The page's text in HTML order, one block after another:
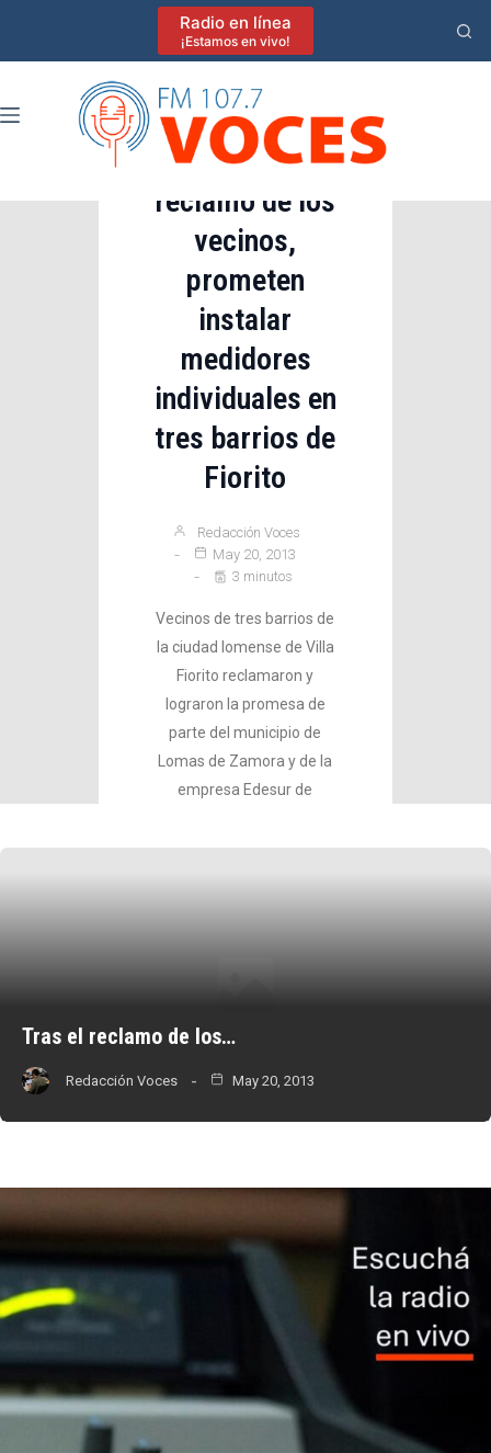
Radio en línea
¡Estamos en vivo!
Lomas de Zamora
Tras el
reclamo de los
vecinos,
prometen
instalar
medidores
individuales en
tres barrios de
Fiorito
Redacción Voces
May 20, 2013
3 minutos
Vecinos de tres barrios de
la ciudad lomense de Villa
Fiorito reclamaron y
lograron la promesa de
parte del municipio de
Lomas de Zamora y de la
empresa Edesur de
para las casi 800 familias…
Tras el reclamo de los…
Redacción Voces May 20, 2013